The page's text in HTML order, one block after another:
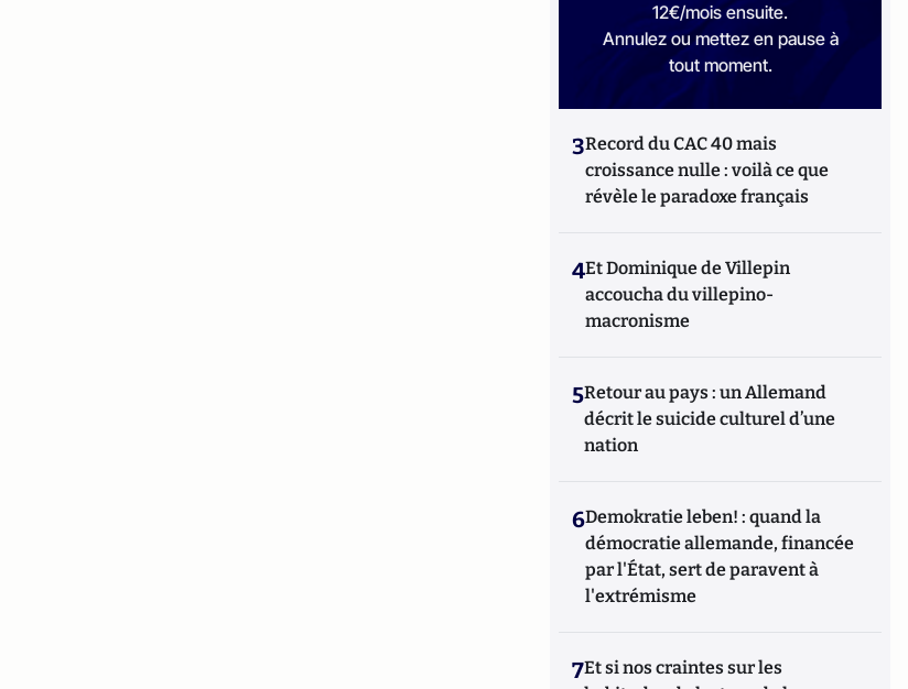
12€/mois ensuite.
Annulez ou mettez en pause à
tout moment.
3Record du CAC 40 mais
croissance nulle : voilà ce que
révèle le paradoxe français
4Et Dominique de Villepin
accoucha du villepino-
macronisme
5Retour au pays : un Allemand
décrit le suicide culturel d’une
nation
6Demokratie leben! : quand la
démocratie allemande, financée
par l'État, sert de paravent à
l'extrémisme
7Et si nos craintes sur les